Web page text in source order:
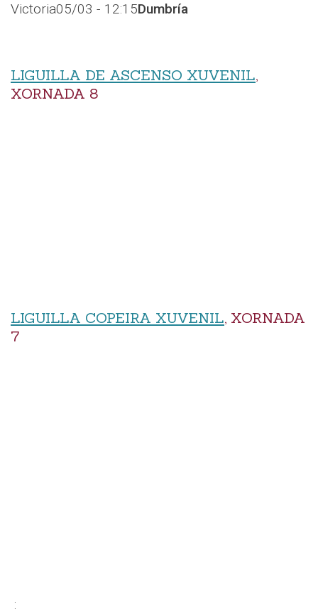
Victoria05/03 - 12:15Dumbría
LIGUILLA DE ASCENSO XUVENIL,
XORNADA 8
LIGUILLA COPEIRA XUVENIL, XORNADA
7
: